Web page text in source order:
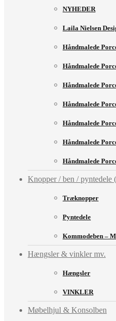
NYHEDER
Laila Nielsen
Håndmalede
Håndmalede
Håndmalede
Håndmalede
Håndmalede
Håndmalede
Håndmalede
Knopper / ben / pyntedele
Træknopper
Pyntedele
Kommodeben –
Hængsler & vinkler mv.
Hængsler
VINKLER
Møbelhjul & Konsolben